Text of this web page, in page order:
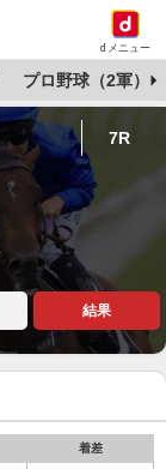
dメニュー
プロ野球（2軍）
7R
結果
着差